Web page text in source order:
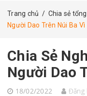
Trang chủ / Chia sẻ
Người Dao Trên Núi Ba Vì
Chia Sẻ
Người Dao
18/02/2022